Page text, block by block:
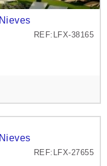
REF:LFX-38165
REF:LFX-27655